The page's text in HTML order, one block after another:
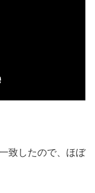
致したので、ほぼ